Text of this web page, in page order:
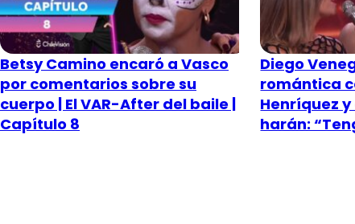
Betsy Camino encaró a Vasco
por comentarios sobre su
cuerpo | El VAR-After del baile |
Capítulo 8
Diego
romántica
Henríquez
harán: